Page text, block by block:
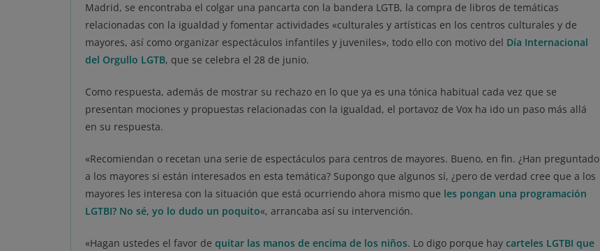
Madrid, se encontraba el colgar una pancarta con la bandera LGTB, la compra de libros de temáticas
relacionadas con la igualdad y fomentar actividades «culturales y artísticas en los centros culturales y de
mayores, así como organizar espectáculos infantiles y juveniles», todo ello con motivo del Día Internacional
del Orgullo LGTB, que se celebra el 28 de junio.
Como respuesta, además de mostrar su rechazo en lo que ya es una tónica habitual cada vez que se
presentan mociones y propuestas relacionadas con la igualdad, el portavoz de Vox ha ido un paso más allá
en su respuesta.
«Recomiendan o recetan una serie de espectáculos para centros de mayores. Bueno, en fin. ¿Han preguntado
a los mayores si están interesados en esta temática? Supongo que algunos sí, ¿pero de verdad cree que a los
mayores les interesa con la situación que está ocurriendo ahora mismo que les pongan una programación
LGTBI? No sé, yo lo dudo un poquito«, arrancaba así su intervención.
«Hagan ustedes el favor de quitar las manos de encima de los niños. Lo digo porque hay carteles LGTBI que